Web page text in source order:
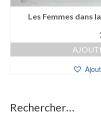
Les Femmes dans
Rechercher…